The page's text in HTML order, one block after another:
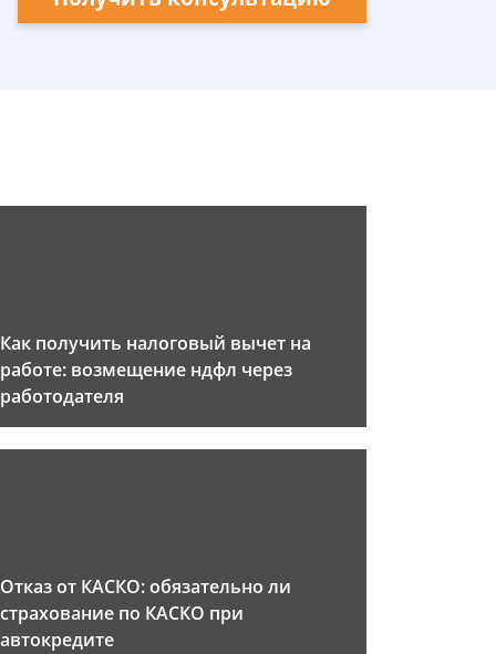
Как получить налоговый вычет на
работе: возмещение ндфл через
работодателя
Отказ от КАСКО: обязательно ли
страхование по КАСКО при
автокредите